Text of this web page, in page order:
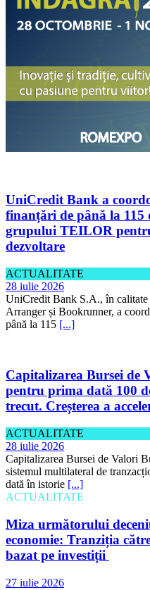
UniCredit Bank a
finanțări de până la 115
grupului TEILOR
dezvoltare
ACTUALITATE
28 iulie 2026
UniCredit Bank S.A., în
Arranger și Bookrunner, a
până la 115 [...]
Capitalizarea Bursei de
pentru prima dată 100
trecut. Creșterea a
ACTUALITATE
28 iulie 2026
Capitalizarea Bursei de Valori
sistemul multilateral de
dată în istorie [...]
ACTUALITATE
Miza următorului
economie: Tranziția
bazat pe investiții
27 iulie 2026